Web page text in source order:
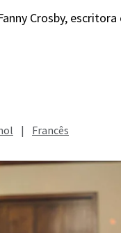
Crosby,
| Francês